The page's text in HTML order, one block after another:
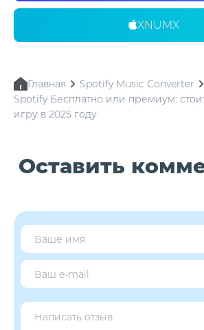
XNUMX
Главная
Spotify Music Converter
Spotify Бесплатно или премиум:
игру в 2025 году
Оставить